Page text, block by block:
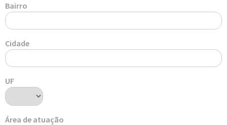
Bairro
Cidade
UF
Área de atuação